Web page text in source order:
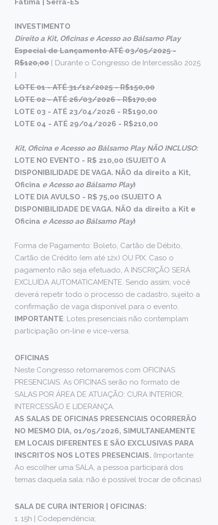
Fátima | Serra-ES
INVESTIMENTO
Direito a Kit, Oficinas e Acesso ao Bálsamo Play
Especial de Lançamento ATÉ 03/05/2025 -
R$120,00 [ Durante o Congresso de Intercessão 2025
]
LOTE 01 - ATÉ 31/12/2025 - R$150,00
LOTE 02 - ATÉ 26/03/2026 - R$170,00
LOTE 03 - ATÉ 23/04/2026 - R$190,00
LOTE 04 - ATÉ 29/04/2026 - R$210,00
Kit, Oficina e Acesso ao Bálsamo Play NÃO INCLUSO:
LOTE NO EVENTO - R$ 210,00 (SUJEITO A
DISPONIBILIDADE DE VAGA. NÃO da direito a Kit,
Oficina e Acesso ao Bálsamo Play)
LOTE DIA AVULSO - R$ 75,00 (SUJEITO A
DISPONIBILIDADE DE VAGA. NÃO da direito a Kit e
Oficina e Acesso ao Bálsamo Play)
Forma de Pagamento: Boleto, Cartão de Débito,
Cartão de Crédito (em até 12x) OU PIX. Caso o
pagamento não seja efetuado, A INSCRIÇÃO SERÁ
EXCLUÍDA AUTOMATICAMENTE. Sendo assim, você
deverá repetir todo o processo de cadastro, sujeito a
confirmação de vaga disponível para o evento.
IMPORTANTE: Lotes presenciais não contemplam
participação on-line e vice-versa.
OFICINAS
Neste Congresso retornaremos com OFICINAS
PRESENCIAIS. As OFICINAS serão no formato de
SALAS POR ÁREA DE ATUAÇÃO: CURA INTERIOR,
INTERCESSÃO E LIDERANÇA.
AS SALAS DE OFICINAS PRESENCIAIS OCORRERÃO
NO MESMO DIA, 01/05/2026, SIMULTANEAMENTE
EM LOCAIS DIFERENTES E SÃO EXCLUSIVAS PARA
INSCRITOS NOS LOTES PRESENCIAIS. (Importante:
Ao escolher uma SALA, a pessoa participará dos
temas daquela sala; não é possível trocar de oficinas).
SALA DE CURA INTERIOR | OFICINAS:
1. 15h | Codependência;